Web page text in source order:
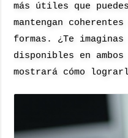
más útiles que
mantengan
formas. ¿Te
disponibles en
mostrará cómo